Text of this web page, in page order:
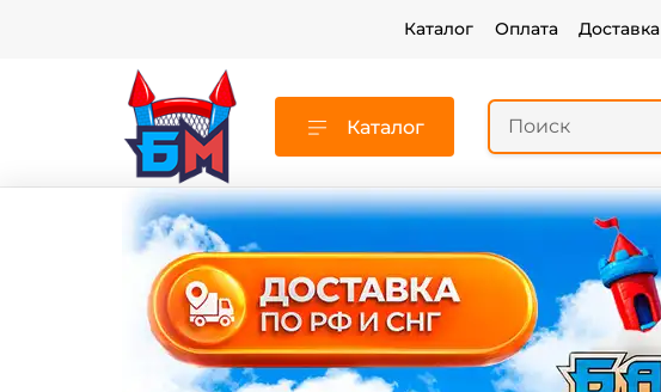
Каталог Оплата Доставка
Каталог